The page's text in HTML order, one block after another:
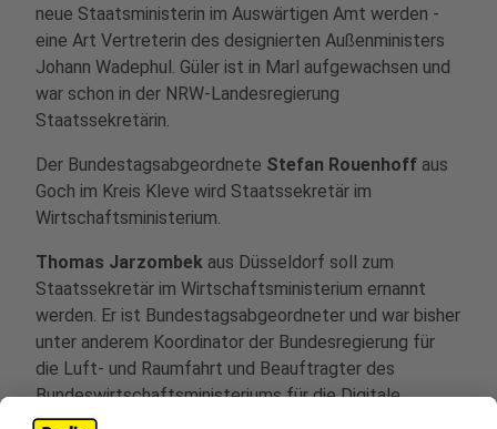
neue Staatsministerin im Auswärtigen Amt werden -
eine Art Vertreterin des designierten Außenministers
Johann Wadephul. Güler ist in Marl aufgewachsen und
war schon in der NRW-Landesregierung
Staatssekretärin.
Der Bundestagsabgeordnete Stefan Rouenhoff aus
Goch im Kreis Kleve wird Staatssekretär im
Wirtschaftsministerium.
Thomas Jarzombek aus Düsseldorf soll zum
Staatssekretär im Wirtschaftsministerium ernannt
werden. Er ist Bundestagsabgeordneter und war bisher
unter anderem Koordinator der Bundesregierung für
die Luft- und Raumfahrt und Beauftragter des
Bundeswirtschaftsministeriums für die Digitale
Wirtschaft und Start-ups.